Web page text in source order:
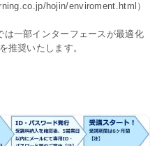
hojin/enviroment.html ）
一部インターフェースが最適化
推奨いたします。